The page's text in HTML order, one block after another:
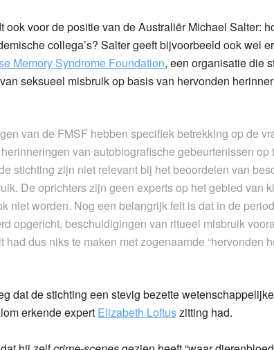
ook voor de positie van de Australiër Michael Salter:
collega’s? Salter geeft bijvoorbeeld ook wel
Memory Syndrome Foundation, een organisatie die
seksueel misbruik op basis van hervonden
van de FMSF hebben specifiek betrekking op de
van autobiografische gebeurtenissen op
stichting zijn niet relevant bij het beoordelen van
De oprichters zijn geen experts op het gebied van
niet worden. Nog een belangrijk feit is dat in de
opgericht, beschuldigingen van ritueel misbruik
had dus niks te maken met zogenaamde “hervonden
dat de stichting een stevig bezette
erkende expert Elizabeth Loftuszitting had.